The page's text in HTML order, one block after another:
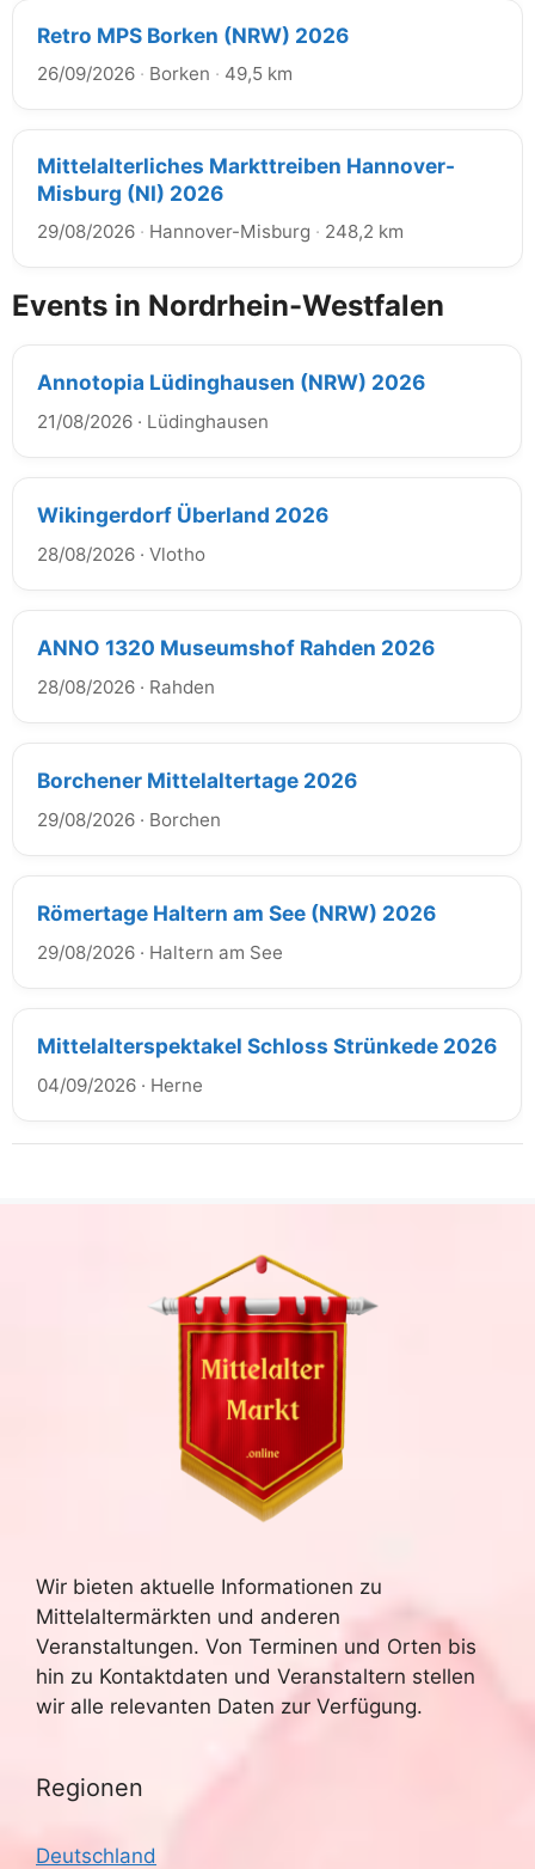
Retro MPS Borken (NRW) 2026
26/09/2026 · Borken · 49,5 km
Mittelalterliches Markttreiben Hannover-
Misburg (NI) 2026
29/08/2026 · Hannover-Misburg · 248,2 km
Events in Nordrhein-Westfalen
Annotopia Lüdinghausen (NRW) 2026
21/08/2026 · Lüdinghausen
Wikingerdorf Überland 2026
28/08/2026 · Vlotho
ANNO 1320 Museumshof Rahden 2026
28/08/2026 · Rahden
Borchener Mittelaltertage 2026
29/08/2026 · Borchen
Römertage Haltern am See (NRW) 2026
29/08/2026 · Haltern am See
Mittelalterspektakel Schloss Strünkede 2026
04/09/2026 · Herne
Wir bieten aktuelle Informationen zu
Mittelaltermärkten und anderen
Veranstaltungen. Von Terminen und Orten bis
hin zu Kontaktdaten und Veranstaltern stellen
wir alle relevanten Daten zur Verfügung.
Regionen
Deutschland